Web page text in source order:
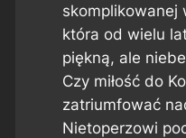
skomplikowanej
która od wielu
piękną, ale
Czy miłość do
zatriumfować
Nietoperzowi